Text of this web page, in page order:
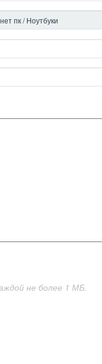
не более 1 МБ.